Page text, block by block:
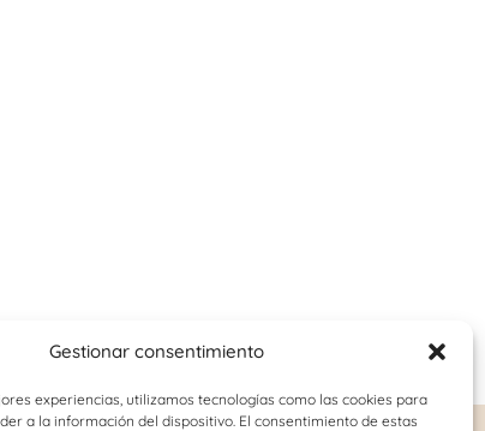
Gestionar consentimiento
experiencias, utilizamos tecnologías como las cookies para
a la información del dispositivo. El consentimiento de estas